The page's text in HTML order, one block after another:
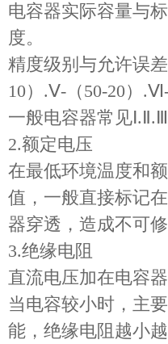
电容器实际容量与
度。
精度级别与允许误
10）.Ⅴ-（50-20）
一般电容器常见
2.额定电压
在最低环境温度和
值，一般直接标记
器穿透，造成不可
3.绝缘电阻
直流电压加在电容
当电容较小时，主
能，绝缘电阻越小